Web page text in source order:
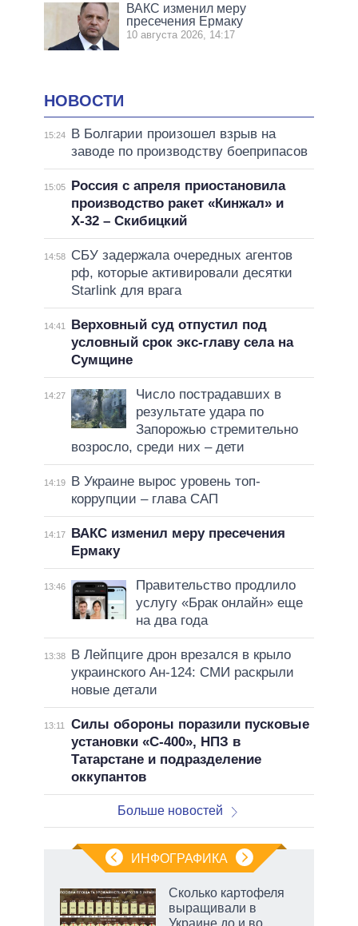
ВАКС изменил меру
пресечения Ермаку
10 августа 2026, 14:17
НОВОСТИ
15:24
В Болгарии произошел взрыв на
заводе по производству боеприпасов
15:05
Россия с апреля приостановила
производство ракет «Кинжал» и
Х-32 – Скибицкий
14:58
СБУ задержала очередных агентов
рф, которые активировали десятки
Starlink для врага
14:41
Верховный суд отпустил под
условный срок экс-главу села на
Сумщине
14:27
Число пострадавших в
результате удара по
Запорожью стремительно
возросло, среди них – дети
14:19
В Украине вырос уровень топ-
коррупции – глава САП
14:17
ВАКС изменил меру пресечения
Ермаку
13:46
Правительство продлило
услугу «Брак онлайн» еще
на два года
13:38
В Лейпциге дрон врезался в крыло
украинского Ан-124: СМИ раскрыли
новые детали
13:11
Силы обороны поразили пусковые
установки «С-400», НПЗ в
Татарстане и подразделение
оккупантов
Больше новостей
ИНФОГРАФИКА
Сколько картофеля
выращивали в
Украине до и во